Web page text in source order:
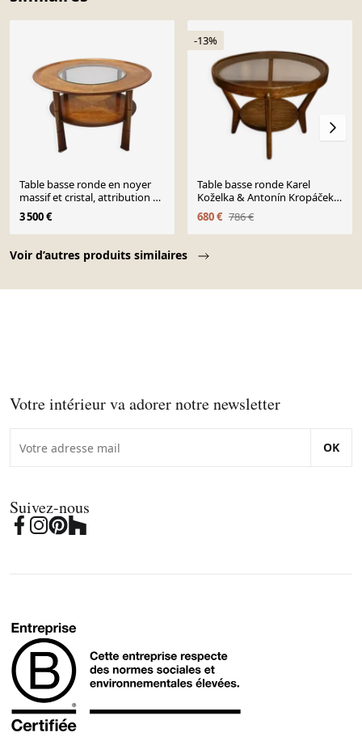
Voir d’autres produits similaires
Table basse ronde en noyer
massif et cristal, attribution à
Paolo Buffa, Italie
3 500 €
-13%
Table basse ronde Karel
Koželka & Antonín Kropáček
années 1940 Tchécoslovaquie
680 € 786 €
Votre intérieur va adorer notre newsletter
OK
Suivez-nous